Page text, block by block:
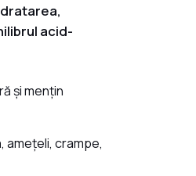
acid-
și mențin
amețeli, crampe,